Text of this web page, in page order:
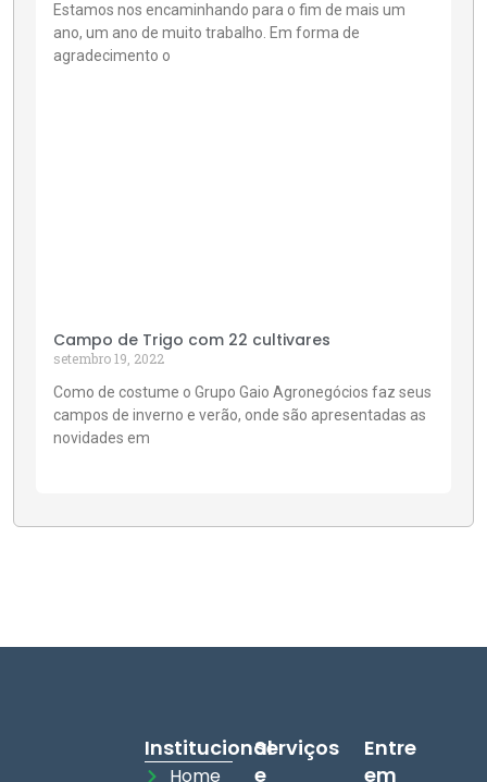
Estamos nos encaminhando para o fim de mais um
ano, um ano de muito trabalho. Em forma de
agradecimento o
Campo de Trigo com 22 cultivares
setembro 19, 2022
Como de costume o Grupo Gaio Agronegócios faz seus
campos de inverno e verão, onde são apresentadas as
novidades em
Institucional
Home
Serviços
e
Entre
em